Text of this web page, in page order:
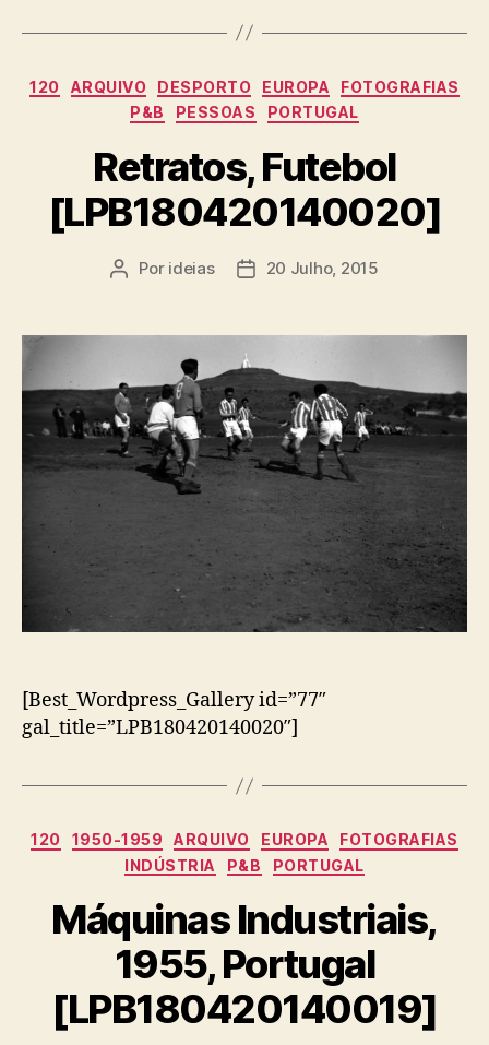
Categorias
120 ARQUIVO DESPORTO EUROPA
FOTOGRAFIAS
P&B
PESSOAS PORTUGAL
Retratos, Futebol
[LPB180420140020]
Autor
Por ideias
Data20 Julho, 2015
[Best_Wordpress_Gallery id=”77″
gal_title=”LPB180420140020″]
Categorias
120 1950-1959 ARQUIVO EUROPA
FOTOGRAFIAS
INDÚSTRIA
P&B PORTUGAL
Máquinas Industriais,
1955, Portugal
[LPB180420140019]